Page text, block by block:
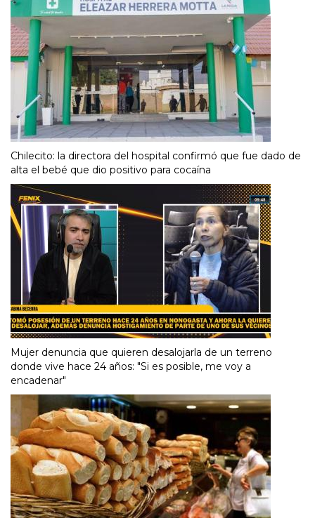
Chilecito: la directora del hospital confirmó que fue dado de
alta el bebé que dio positivo para cocaína
Mujer denuncia que quieren desalojarla de un terreno
donde vive hace 24 años: "Si es posible, me voy a
encadenar"